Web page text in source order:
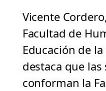
Vicente
Facultad de
Educación de
destaca que
conforman la